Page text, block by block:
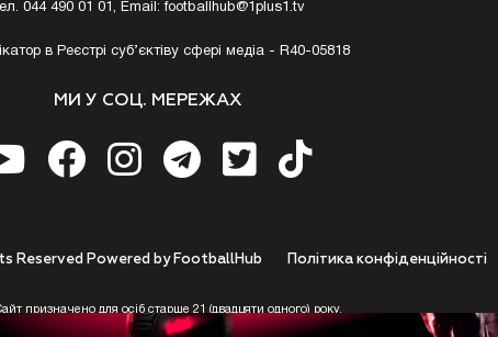
044 490 01 01, Email:footballhub@1plus1.tv
в Реєстрі суб’єктіву сфері медіа - R40-05818
МИ У СОЦ. МЕРЕЖАХ
Полiтика конфiденцiйностi
Reserved Powered by FootballHub
призначено для осіб старше 21 (двадцяти одного) року.
https://footballhub.ua, Користувач цим підтверджує, що досяг 21-річного віку.